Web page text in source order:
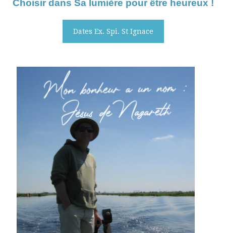
Choisir dans Sa lumière pour être heureux !
Dates Ex. Spi. St Ignace